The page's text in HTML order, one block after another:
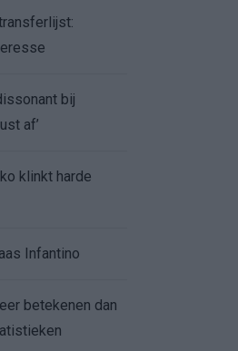
bij
af’
klinkt harde
Infantino
betekenen dan